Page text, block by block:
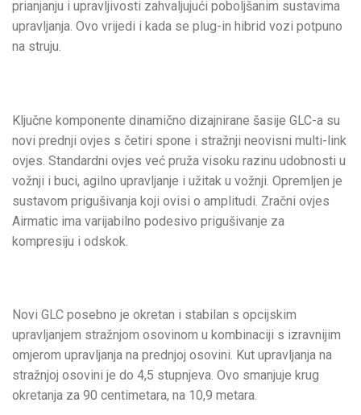
prianjanju i upravljivosti zahvaljujući poboljšanim sustavima
upravljanja. Ovo vrijedi i kada se plug-in hibrid vozi potpuno
na struju.
Ključne komponente dinamično dizajnirane šasije GLC-a su
novi prednji ovjes s četiri spone i stražnji neovisni multi-link
ovjes. Standardni ovjes već pruža visoku razinu udobnosti u
vožnji i buci, agilno upravljanje i užitak u vožnji. Opremljen je
sustavom prigušivanja koji ovisi o amplitudi. Zračni ovjes
Airmatic ima varijabilno podesivo prigušivanje za
kompresiju i odskok.
Novi GLC posebno je okretan i stabilan s opcijskim
upravljanjem stražnjom osovinom u kombinaciji s izravnijim
omjerom upravljanja na prednjoj osovini. Kut upravljanja na
stražnjoj osovini je do 4,5 stupnjeva. Ovo smanjuje krug
okretanja za 90 centimetara, na 10,9 metara.